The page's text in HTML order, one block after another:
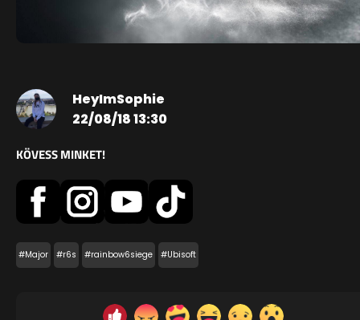
HeyImSophie
22/08/18 13:30
KÖVESS MINKET!
#Major #r6s #rainbow6siege #Ubisoft